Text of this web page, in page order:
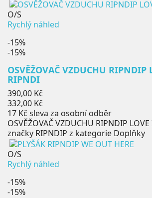
O/S
Rychlý náhled
-15%
-15%
OSVĚŽOVAČ VZDUCHU RIPNDIP
RIPNDI
Běžná
cena
390,00 Kč
Cena
332,00 Kč
17 Kč sleva za osobní odběr
OSVĚŽOVAČ VZDUCHU RIPNDIP
značky RIPNDIP z kategorie Doplňky
O/S
Rychlý náhled
-15%
-15%